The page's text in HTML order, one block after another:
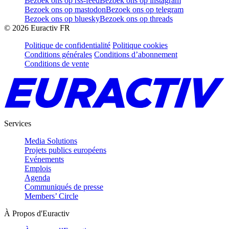
Bezoek ons op mastodonBezoek ons op telegram
Bezoek ons op blueskyBezoek ons op threads
© 2026 Euractiv FR
Politique de confidentialité Politique cookies
Conditions générales Conditions d’abonnement
Conditions de vente
Services
Media Solutions
Projets publics européens
Evénements
Emplois
Agenda
Communiqués de presse
Members’ Circle
À Propos d'Euractiv